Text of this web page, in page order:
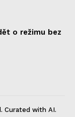
o režimu bez
Curated with AI.